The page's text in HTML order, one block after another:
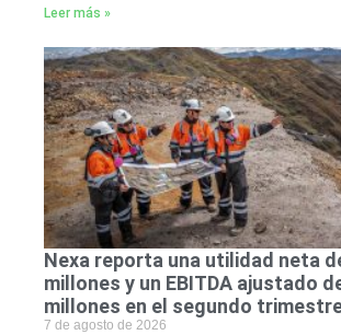
Leer más »
Nexa reporta una utilidad neta
millones y un EBITDA ajustado
millones en el segundo
7 de agosto de 2026